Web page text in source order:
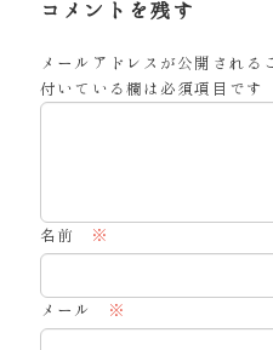
コメントを残す
メールアドレスが公開される
付いている欄は必須項目です
名前 ※
メール ※